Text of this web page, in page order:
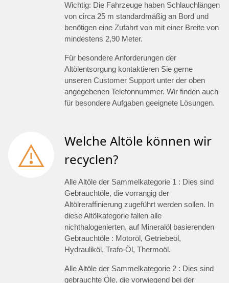
Wichtig: Die Fahrzeuge haben Schlauchlängen
von circa 25 m standardmäßig an Bord und
benötigen eine Zufahrt von mit einer Breite von
mindestens 2,90 Meter.
Für besondere Anforderungen der
Altölentsorgung kontaktieren Sie gerne
unseren Customer Support unter der oben
angegebenen Telefonnummer. Wir finden auch
für besondere Aufgaben geeignete Lösungen.
Welche Altöle können wir
recyclen?
Alle Altöle der Sammelkategorie 1 : Dies sind
Gebrauchtöle, die vorrangig der
Altölreraffinierung zugeführt werden sollen. In
diese Altölkategorie fallen alle
nichthalogenierten, auf Mineralöl basierenden
Gebrauchtöle : Motoröl, Getriebeöl,
Hydrauliköl, Trafo-Öl, Thermoöl.
Alle Altöle der Sammelkategorie 2 : Dies sind
gebrauchte Öle, die vorwiegend bei der